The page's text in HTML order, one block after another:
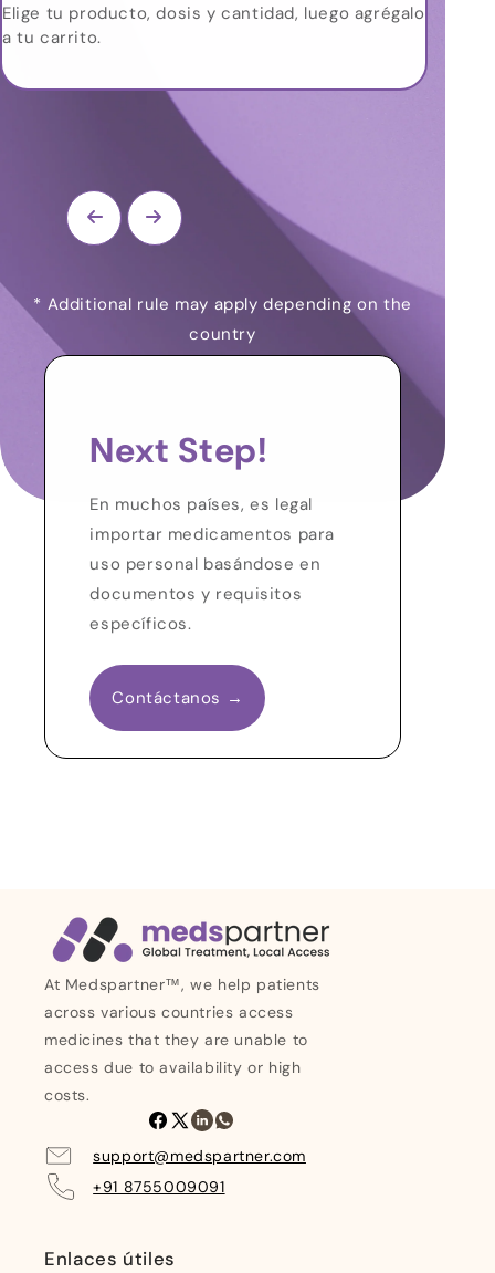
Elige tu producto, dosis y cantidad, luego agrégalo
a tu carrito.
* Additional rule may apply depending on the
country
Next Step!
En muchos países, es legal
importar medicamentos para
uso personal basándose en
documentos y requisitos
específicos.
Contáctanos →
At Medspartner™, we help patients
across various countries access
medicines that they are unable to
access due to availability or high
costs.
Facebook
X
(Twitter)
LinkedIn
support@medspartner.com
+91 8755009091
Enlaces útiles